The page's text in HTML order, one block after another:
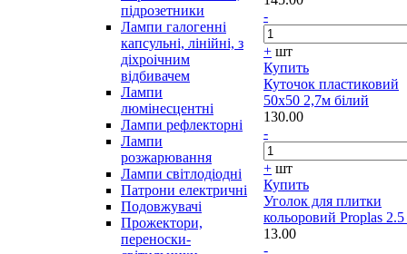
підрозетники
Лампи галогенні
капсульні, лінійні, з
діхроічним
відбивачем
Лампи
люмінесцентні
Лампи рефлекторні
Лампи
розжарювання
Лампи світлодіодні
Патрони електричні
Подовжувачі
Прожектори,
переноски-
-
+ шт
Купить
Куточок пластиковий
50х50 2,7м білий
130.00
-
+ шт
Купить
Уголок для плитки
кольоровий Proplas
13.00
-